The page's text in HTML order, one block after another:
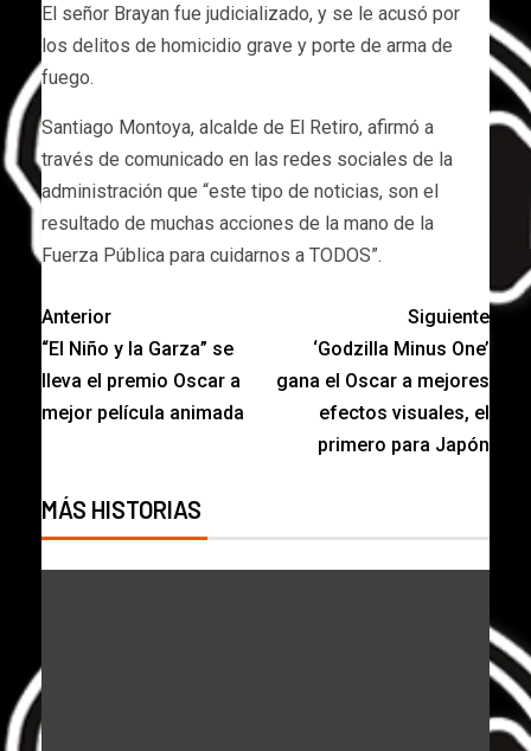
El señor Brayan fue judicializado, y se le acusó por
los delitos de homicidio grave y porte de arma de
fuego.
Santiago Montoya, alcalde de El Retiro, afirmó a
través de comunicado en las redes sociales de la
administración que “este tipo de noticias, son el
resultado de muchas acciones de la mano de la
Fuerza Pública para cuidarnos a TODOS”.
Anterior
“El Niño y la Garza” se
lleva el premio Oscar a
mejor película animada
Siguiente
‘Godzilla Minus One’
gana el Oscar a mejores
efectos visuales, el
primero para Japón
MÁS HISTORIAS